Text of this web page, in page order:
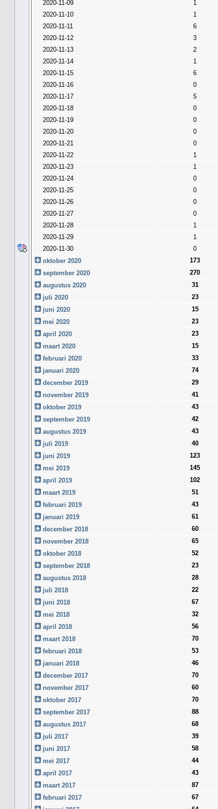
2020-11-09
1
2020-11-10
1
2020-11-11
6
2020-11-12
3
2020-11-13
2
2020-11-14
1
2020-11-15
6
2020-11-16
0
2020-11-17
5
2020-11-18
0
2020-11-19
0
2020-11-20
0
2020-11-21
0
2020-11-22
1
2020-11-23
1
2020-11-24
0
2020-11-25
0
2020-11-26
0
2020-11-27
0
2020-11-28
1
2020-11-29
1
2020-11-30
0
oktober 2020
173
september 2020
270
augustus 2020
31
juli 2020
23
juni 2020
15
mei 2020
23
april 2020
23
maart 2020
15
februari 2020
33
januari 2020
74
december 2019
29
november 2019
41
oktober 2019
43
september 2019
42
augustus 2019
43
juli 2019
40
juni 2019
123
mei 2019
145
april 2019
102
maart 2019
51
februari 2019
43
januari 2019
61
december 2018
60
november 2018
65
oktober 2018
52
september 2018
23
augustus 2018
28
juli 2018
22
juni 2018
67
mei 2018
32
april 2018
56
maart 2018
70
februari 2018
53
januari 2018
46
december 2017
70
november 2017
60
oktober 2017
70
september 2017
88
augustus 2017
68
juli 2017
39
juni 2017
58
mei 2017
44
april 2017
43
maart 2017
87
februari 2017
67